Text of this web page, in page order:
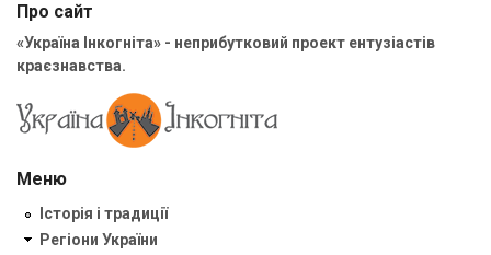
Про сайт
«Україна Інкогніта» - неприбутковий проект ентузіастів
краєзнавства.
Меню
Історія і традиції
Регіони України